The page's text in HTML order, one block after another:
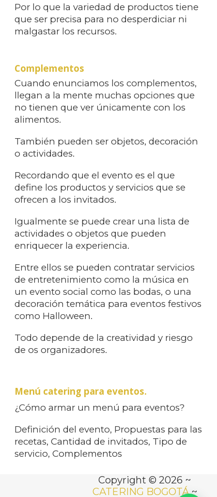
Por lo que la variedad de productos tiene
que ser precisa para no desperdiciar ni
malgastar los recursos.
Complementos
Cuando enunciamos los complementos,
llegan a la mente muchas opciones que
no tienen que ver únicamente con los
alimentos.
También pueden ser objetos, decoración
o actividades.
Recordando que el evento es el que
define los productos y servicios que se
ofrecen a los invitados.
Igualmente se puede crear una lista de
actividades o objetos que pueden
enriquecer la experiencia.
Entre ellos se pueden contratar servicios
de entretenimiento como la música en
un evento social como las bodas, o una
decoración temática para eventos festivos
como Halloween.
Todo depende de la creatividad y riesgo
de os organizadores.
Menú catering para eventos.
¿Cómo armar un menú para eventos?
Definición del evento, Propuestas para las
recetas, Cantidad de invitados, Tipo de
servicio, Complementos
Copyright © 2026 ~
CATERING BOGOTÁ~